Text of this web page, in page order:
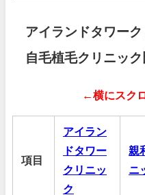
アイランドタワー
自毛植毛クリニッ
←横にスク
項目
アイラン
ドタワー
クリニッ
ク
親
ニ